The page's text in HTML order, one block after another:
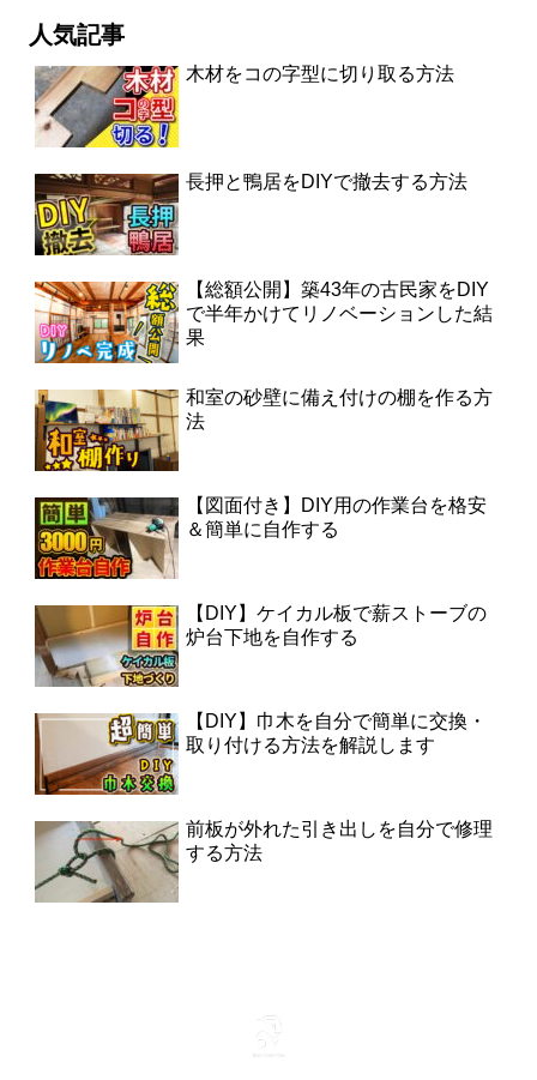
人気記事
木材をコの字型に切り取る方法
長押と鴨居をDIYで撤去する方法
【総額公開】築43年の古民家をDIY
で半年かけてリノベーションした結
果
和室の砂壁に備え付けの棚を作る方
法
【図面付き】DIY用の作業台を格安
＆簡単に自作する
【DIY】ケイカル板で薪ストーブの
炉台下地を自作する
【DIY】巾木を自分で簡単に交換・
取り付ける方法を解説します
前板が外れた引き出しを自分で修理
する方法